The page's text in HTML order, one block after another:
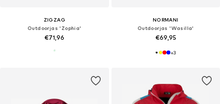
ZIGZAG
Outdoorjas 'Zophia'
€71,96
NORMANI
Outdoorjas 'Wasilla'
€69,95
+3